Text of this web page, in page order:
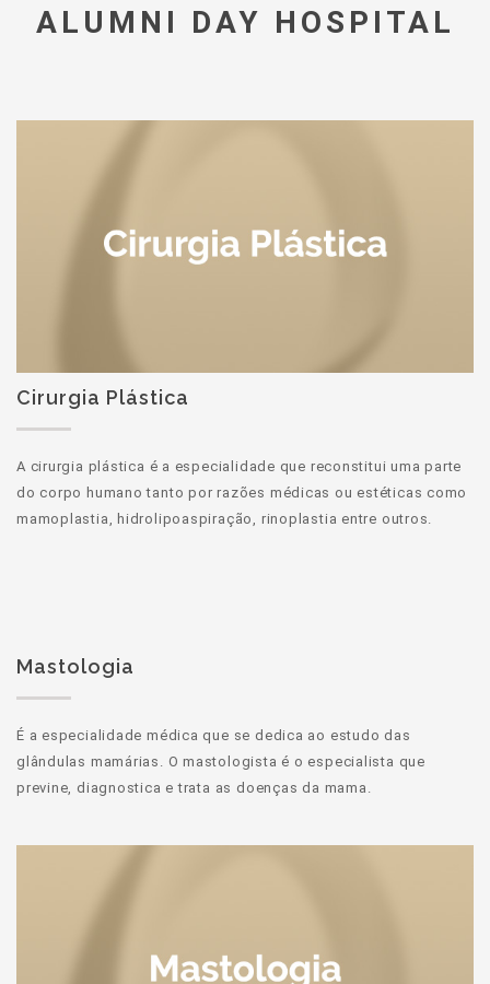
ALUMNI DAY HOSPITAL
Cirurgia Plástica
A cirurgia plástica é a especialidade que reconstitui uma parte
do corpo humano tanto por razões médicas ou estéticas como
mamoplastia, hidrolipoaspiração, rinoplastia entre outros.
Mastologia
É a especialidade médica que se dedica ao estudo das
glândulas mamárias. O mastologista é o especialista que
previne, diagnostica e trata as doenças da mama.